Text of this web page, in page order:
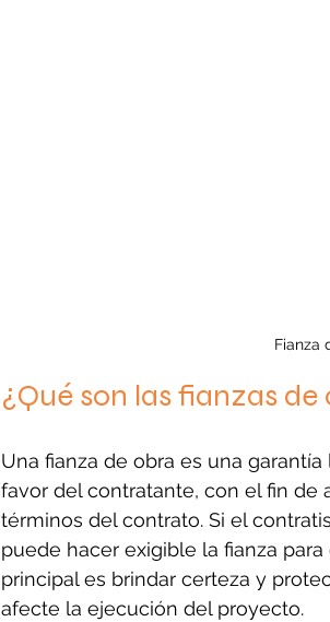
¿Qué son las fianzas de
Una fianza de obra es una
favor del contratante, con el fin de
términos del contrato. Si el
puede hacer exigible la fianza
principal es brindar certeza y
afecte la ejecución del proyecto.